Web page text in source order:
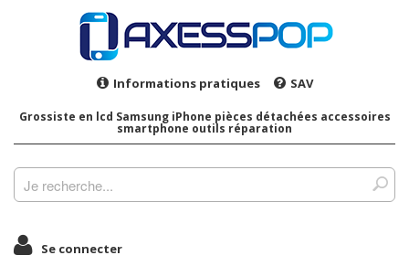
Informations pratiques SAV
Grossiste en lcd Samsung iPhone pièces détachées accessoires
smartphone outils réparation
Se connecter